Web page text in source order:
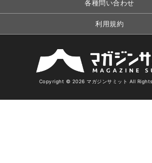
各種問い合わせ
利用規約
Copyright © 2026 マガジンサミット All